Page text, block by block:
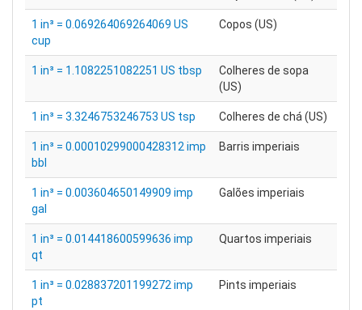
1 in³ = 0.069264069264069 US
cup
Copos (US)
1 in³ = 1.1082251082251 US tbsp
Colheres de sopa
(US)
1 in³ = 3.3246753246753 US tsp Colheres de chá (US)
1 in³ = 0.00010299000428312 imp
bbl
Barris imperiais
1 in³ = 0.003604650149909 imp
gal
Galões imperiais
1 in³ = 0.014418600599636 imp
qt
Quartos imperiais
1 in³ = 0.028837201199272 imp
pt
Pints imperiais